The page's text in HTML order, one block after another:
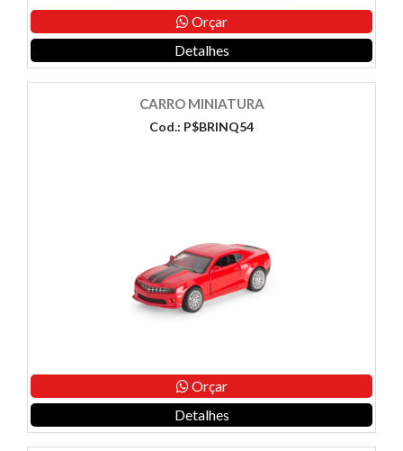
Orçar
Detalhes
CARRO MINIATURA
Cod.: P$BRINQ54
Orçar
Detalhes